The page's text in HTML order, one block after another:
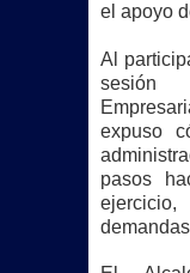
el apoyo
Al
sesión
expuso
pasos